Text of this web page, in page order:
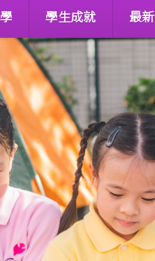
學生成就 最